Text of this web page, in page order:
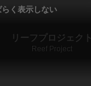
リーフプロジェクト
Reef Project
らく表示しない